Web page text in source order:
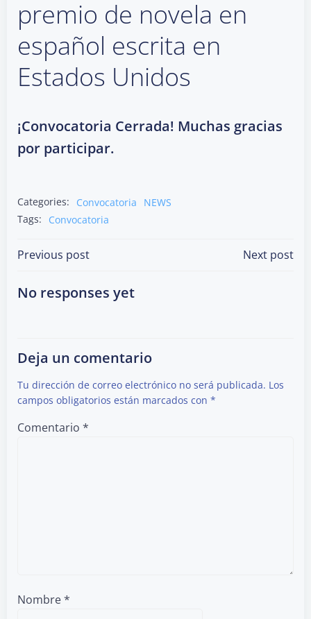
premio de novela en
español escrita en
Estados Unidos
¡Convocatoria Cerrada! Muchas gracias
por participar.
Categories: Convocatoria
NEWS
Tags:
Convocatoria
Post
navigation
Previous post Next post
No responses yet
Deja un comentario
Tu dirección de correo electrónico no será publicada. Los
campos obligatorios están marcados con *
Comentario *
Nombre*